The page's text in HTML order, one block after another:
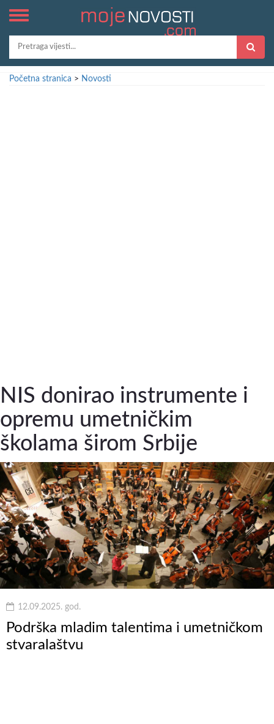
Početna stranica > Novosti
NIS donirao instrumente i
opremu umetničkim
školama širom Srbije
12.09.2025. god.
Podrška mladim talentima i umetničkom
stvaralaštvu